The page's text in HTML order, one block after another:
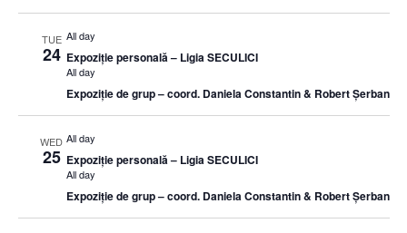
TUE
24
All day
Expoziție personală – Ligia SECULICI
All day
Expoziție de grup – coord. Daniela Constantin & Robert Șerban
WED
25
All day
Expoziție personală – Ligia SECULICI
All day
Expoziție de grup – coord. Daniela Constantin & Robert Șerban